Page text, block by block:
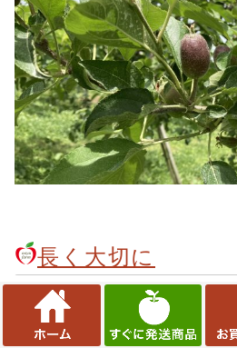
長く大切に
もうすぐ10年を迎える『光センサ
なんの故障もなく一年中毎日の